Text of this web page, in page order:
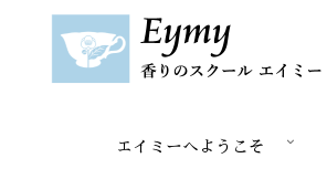
エイミーへようこそ